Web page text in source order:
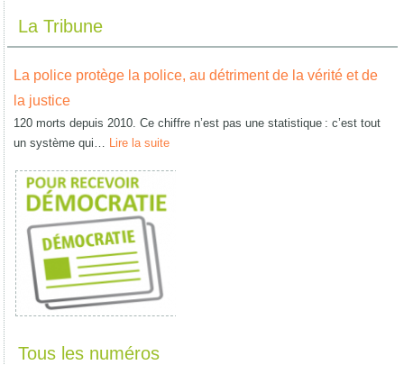
La Tribune
La police protège la police, au détriment de la vérité et de
la justice
120 morts depuis 2010. Ce chiffre n’est pas une statistique : c’est tout
un système qui… Lire la suite
Tous les numéros